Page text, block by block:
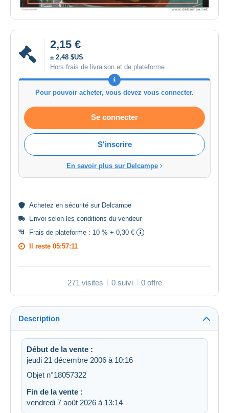
2,15 €
± 2,48 $US
Hors frais de livraison et de plateforme
Pour pouvoir acheter, vous devez vous connecter.
Se connecter
S'inscrire
En savoir plus sur Delcampe
Achetez en sécurité sur Delcampe
Envoi selon les conditions du vendeur
Frais de plateforme : 10 % + 0,30 €
Il reste 05:57:10
271 visites 0 suivi 0 offre
Description
Début de la vente :
jeudi 21 décembre 2006 à 10:16
Objet n°18057322
Fin de la vente :
vendredi 7 août 2026 à 13:14